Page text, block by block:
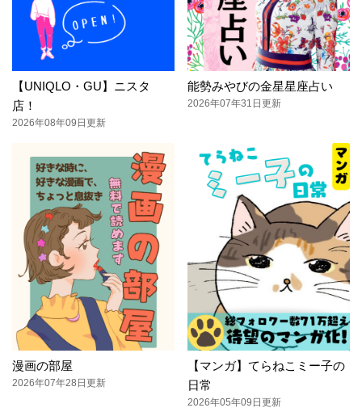
【UNIQLO・GU】ニスタ
店！
2026年08年09日更新
能勢みやびの金星星座占い
2026年07年31日更新
漫画の部屋
2026年07年28日更新
【マンガ】てらねこミー子の
日常
2026年05年09日更新